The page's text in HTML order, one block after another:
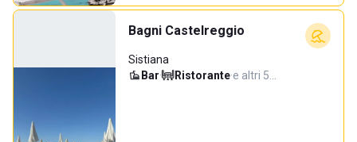
Bagni Castelreggio
Sistiana
Bar· Ristorante·e altri 5…